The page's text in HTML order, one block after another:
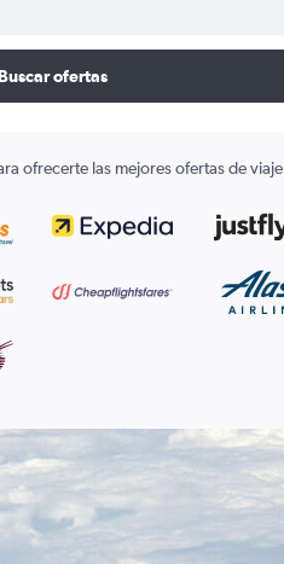
ofertas
ofrecerte las mejores ofertas de viaje